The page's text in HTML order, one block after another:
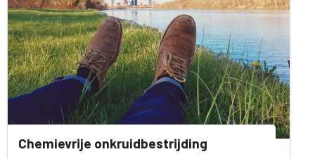
Chemievrije onkruidbestrijding